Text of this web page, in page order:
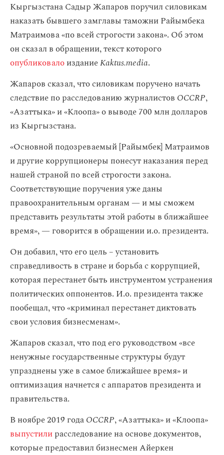
Кыргызстана Садыр Жапаров поручил силовикам
наказать бывшего замглавы таможни Райымбека
Матраимова «по всей строгости закона». Об этом
он сказал в обращении, текст которого
опубликовалоизданиеKaktus.media.
Жапаров сказал, что силовикам поручено начать
следствие по расследованию журналистов OCCRP,
«Азаттыка» и «Клоопа» о выводе 700 млн долларов
из Кыргызстана.
«Основной подозреваемый [Райымбек] Матраимов
и другие коррупционеры понесут наказания перед
нашей страной по всей строгости закона.
Соответствующие поручения уже даны
правоохранительным органам — и мы сможем
представить результаты этой работы в ближайшее
время», — говорится в обращении и.о. президента.
Он добавил, что его цель – установить
справедливость в стране и борьба с коррупцией,
которая перестанет быть инструментом устранения
политических оппонентов. И.о. президента также
пообещал, что «криминал перестанет диктовать
свои условия бизнесменам».
Жапаров сказал, что под его руководством «все
ненужные государственные структуры будут
упразднены уже в самое ближайшее время» и
оптимизация начнется с аппаратов президента и
правительства.
В ноябре 2019 годаOCCRP, «Азаттыка» и «Клоопа»
выпустилирасследование на основе документов,
которые предоставил бизнесмен Айеркен